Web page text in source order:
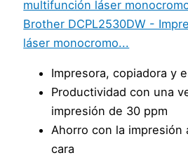
Brother DCPL2530DW -
láser monocromo...
Impresora, copiadora y
Productividad con una
impresión de 30 ppm
Ahorro con la impresión
cara